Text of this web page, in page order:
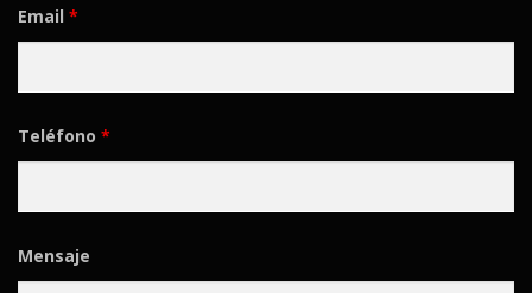
Email *
Teléfono *
Mensaje